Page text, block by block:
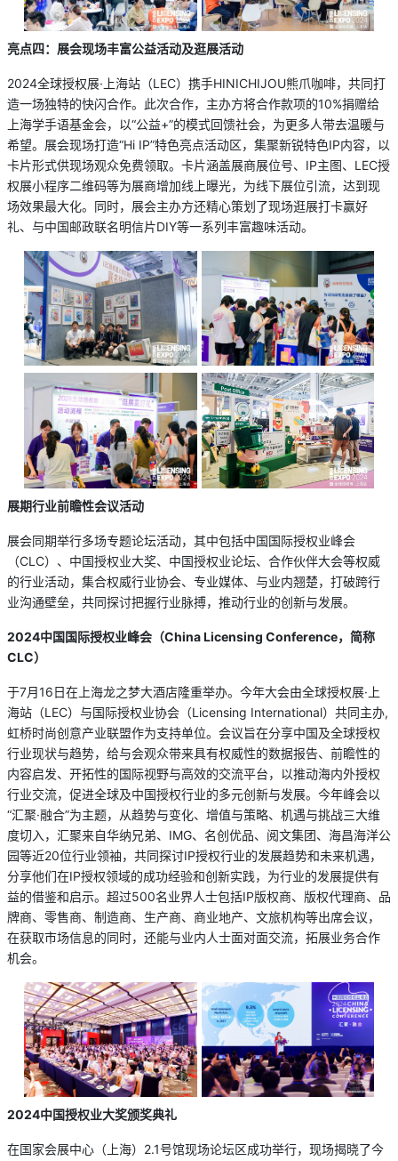
亮点四：展会现场丰富公益活动及逛展活动
2024全球授权展·上海站（LEC）携手HINICHIJOU熊爪咖啡，共同打
造一场独特的快闪合作。此次合作，主办方将合作款项的10%捐赠给
上海学手语基金会，以“公益+”的模式回馈社会，为更多人带去温暖与
希望。展会现场打造“Hi IP”特色亮点活动区，集聚新锐特色IP内容，以
卡片形式供现场观众免费领取。卡片涵盖展商展位号、IP主图、LEC授
权展小程序二维码等为展商增加线上曝光，为线下展位引流，达到现
场效果最大化。同时，展会主办方还精心策划了现场逛展打卡赢好
礼、与中国邮政联名明信片DIY等一系列丰富趣味活动。
展期行业前瞻性会议活动
展会同期举行多场专题论坛活动，其中包括中国国际授权业峰会
（CLC）、中国授权业大奖、中国授权业论坛、合作伙伴大会等权威
的行业活动，集合权威行业协会、专业媒体、与业内翘楚，打破跨行
业沟通壁垒，共同探讨把握行业脉搏，推动行业的创新与发展。
2024中国国际授权业峰会（China Licensing Conference，简称
CLC）
于7月16日在上海龙之梦大酒店隆重举办。今年大会由全球授权展·上
海站（LEC）与国际授权业协会（Licensing International）共同主办,
虹桥时尚创意产业联盟作为支持单位。会议旨在分享中国及全球授权
行业现状与趋势，给与会观众带来具有权威性的数据报告、前瞻性的
内容启发、开拓性的国际视野与高效的交流平台，以推动海内外授权
行业交流，促进全球及中国授权行业的多元创新与发展。今年峰会以
“汇聚·融合”为主题，从趋势与变化、增值与策略、机遇与挑战三大维
度切入，汇聚来自华纳兄弟、IMG、名创优品、阅文集团、海昌海洋公
园等近20位行业领袖，共同探讨IP授权行业的发展趋势和未来机遇，
分享他们在IP授权领域的成功经验和创新实践，为行业的发展提供有
益的借鉴和启示。超过500名业界人士包括IP版权商、版权代理商、品
牌商、零售商、制造商、生产商、商业地产、文旅机构等出席会议，
在获取市场信息的同时，还能与业内人士面对面交流，拓展业务合作
机会。
2024中国授权业大奖颁奖典礼
在国家会展中心（上海）2.1号馆现场论坛区成功举行，现场揭晓了今